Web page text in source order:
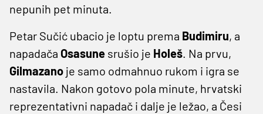
nepunih pet minuta.
Petar Sučić ubacio je loptu prema Budimiru, a
napadača Osasune srušio je Holeš. Na prvu,
Gilmazano je samo odmahnuo rukom i igra se
nastavila. Nakon gotovo pola minute, hrvatski
reprezentativni napadač i dalje je ležao, a Česi